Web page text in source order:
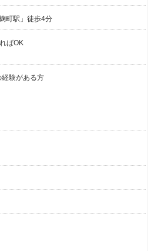
町駅」徒歩4分
ばOK
験がある方